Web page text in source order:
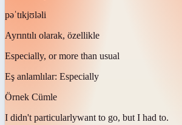
pəˈtɪkjʊləli
Ayrıntılı olarak, özellikle
Especially, or more than usual
Eş anlamlılar: Especially
Örnek Cümle
I didn't particularlywant to go, but I had to.